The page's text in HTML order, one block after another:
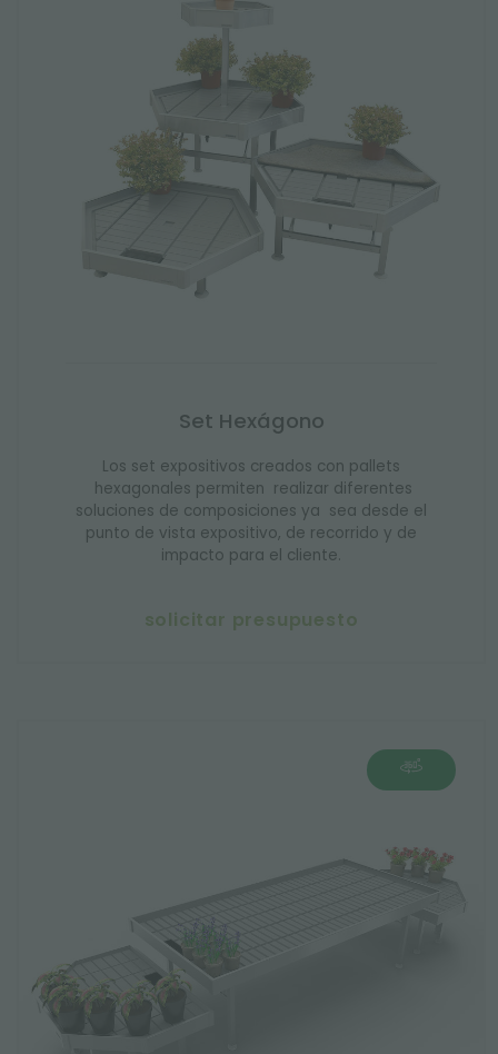
Set Hexágono
Los set expositivos creados con pallets
hexagonales permiten realizar diferentes
soluciones de composiciones ya sea desde el
punto de vista expositivo, de recorrido y de
impacto para el cliente.
solicitar presupuesto